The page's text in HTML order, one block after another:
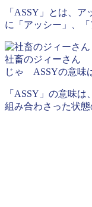
「ASSY」とは、
に「アッシー」、
社畜のジィーさん
じゃ ASSYの意味
「ASSY」の意味
組み合わさった状態